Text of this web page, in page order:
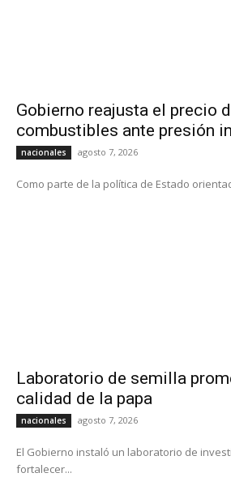
Gobierno reajusta el precio
combustibles ante presión
nacionales agosto 7, 2026
Como parte de la política de Estado
Laboratorio de semilla
calidad de la papa
nacionales agosto 7, 2026
El Gobierno instaló un laboratorio de
fortalecer...